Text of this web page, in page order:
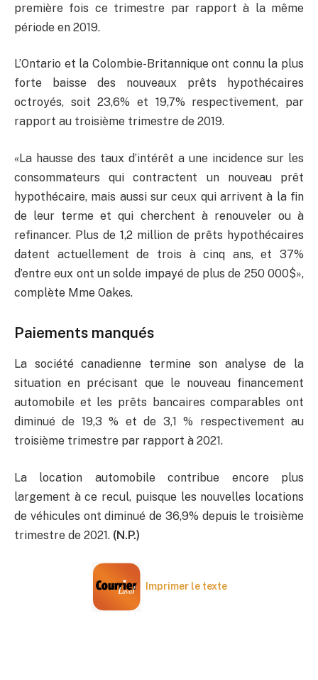
première fois ce trimestre par rapport à la même
période en 2019.
L’Ontario et la Colombie-Britannique ont connu la plus
forte baisse des nouveaux prêts hypothécaires
octroyés, soit 23,6% et 19,7% respectivement, par
rapport au troisième trimestre de 2019.
«La hausse des taux d’intérêt a une incidence sur les
consommateurs qui contractent un nouveau prêt
hypothécaire, mais aussi sur ceux qui arrivent à la fin
de leur terme et qui cherchent à renouveler ou à
refinancer. Plus de 1,2 million de prêts hypothécaires
datent actuellement de trois à cinq ans, et 37%
d’entre eux ont un solde impayé de plus de 250 000$»,
complète Mme Oakes.
Paiements manqués
La société canadienne termine son analyse de la
situation en précisant que le nouveau financement
automobile et les prêts bancaires comparables ont
diminué de 19,3 % et de 3,1 % respectivement au
troisième trimestre par rapport à 2021.
La location automobile contribue encore plus
largement à ce recul, puisque les nouvelles locations
de véhicules ont diminué de 36,9% depuis le troisième
trimestre de 2021. (N.P.)
Imprimer le texte